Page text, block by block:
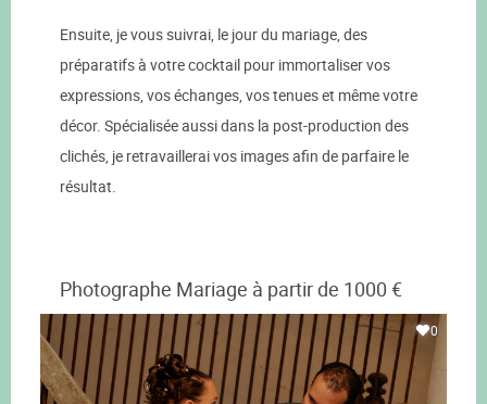
Ensuite, je vous suivrai, le jour du mariage, des
préparatifs à votre cocktail pour immortaliser vos
expressions, vos échanges, vos tenues et même votre
décor. Spécialisée aussi dans la post-production des
clichés, je retravaillerai vos images afin de parfaire le
résultat.
Photographe Mariage à partir de 1000 €
0